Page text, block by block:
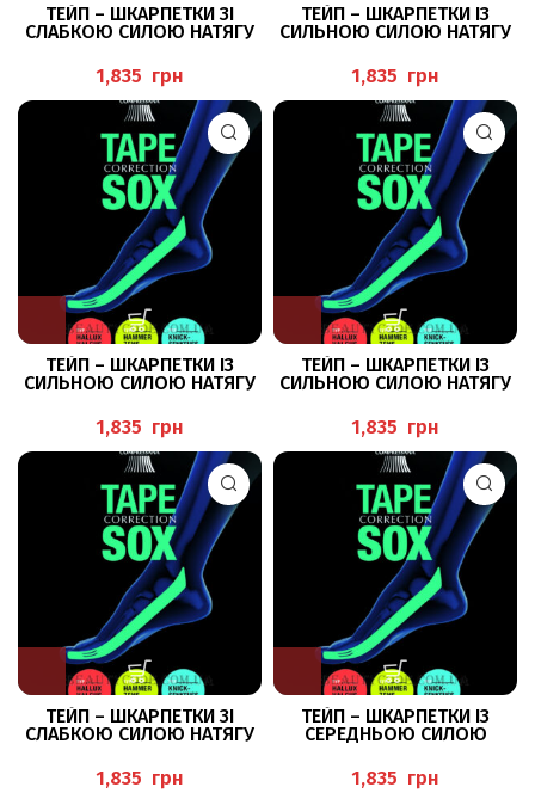
ТЕЙП – ШКАРПЕТКИ ЗІ
СЛАБКОЮ СИЛОЮ НАТЯГУ
МОЛОТКОПОДІБНИХ
ПАЛЬЦЯХ
грн
ТЕЙП – ШКАРПЕТКИ ІЗ
СИЛЬНОЮ СИЛОЮ НАТЯГУ
грн
ТЕЙП – ШКАРПЕТКИ ІЗ
СИЛЬНОЮ СИЛОЮ НАТЯГУ
ПАЛЬЦЯХ
грн
ТЕЙП – ШКАРПЕТКИ ІЗ
СИЛЬНОЮ СИЛОЮ НАТЯГУ
грн
ТЕЙП – ШКАРПЕТКИ ЗІ
СЛАБКОЮ СИЛОЮ НАТЯГУ
грн
ТЕЙП – ШКАРПЕТКИ ІЗ
СЕРЕДНЬОЮ СИЛОЮ
VALGUSгрн